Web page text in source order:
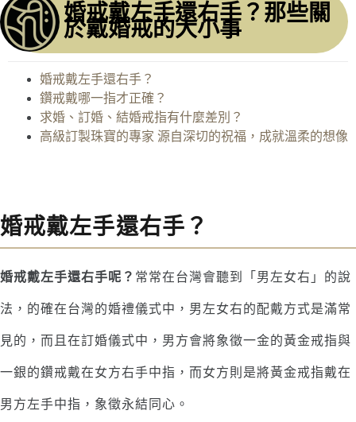
婚戒戴左手還右手？那些關
於戴婚戒的大小事
婚戒戴左手還右手？
鑽戒戴哪一指才正確？
求婚、訂婚、結婚戒指有什麼差別？
高級訂製珠寶的專家 源自深切的祝福，成就溫柔的想像
婚戒戴左手還右手？
婚戒戴左手還右手呢？ 常常在台灣會聽到「男左女右」的說
法，的確在台灣的婚禮儀式中，男左女右的配戴方式是滿常
見的，而且在訂婚儀式中，男方會將象徵一金的黃金戒指與
一銀的鑽戒戴在女方右手中指，而女方則是將黃金戒指戴在
男方左手中指，象徵永結同心。